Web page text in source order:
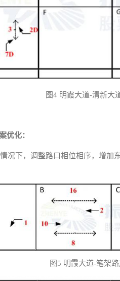
图4 明霞大道-清新大
优化：
况下，调整路口相位相序，增加
图5 明霞大道-笔架